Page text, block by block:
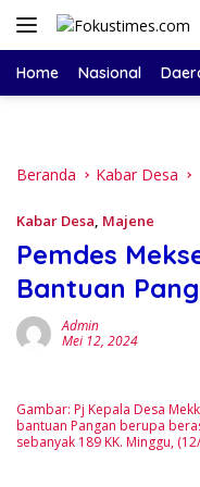
Langsung
Home Nasional
Beranda Kabar Desa
Kabar Desa, Majene
Pemdes
Bantuan
Admin
Mei 12, 2024
Gambar: Pj Kepala Desa
bantuan Pangan berupa
sebanyak 189 KK. Minggu,